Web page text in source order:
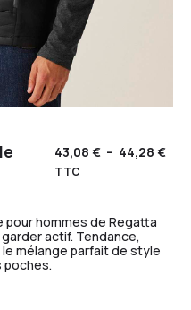
43,08 € – 44,28 €
TTC
pour hommes de Regatta
actif. Tendance,
mélange parfait de style
poches.